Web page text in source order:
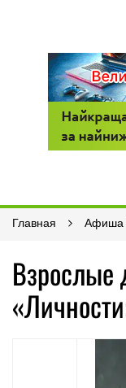
Главная Афиша
Взрослые